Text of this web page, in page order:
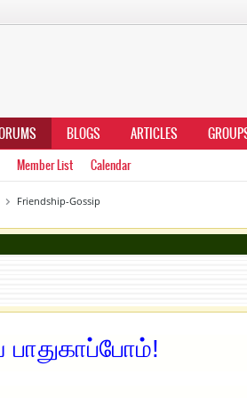
BLOGS ARTICLES
Member List Calendar
Friendship-Gossip
பாதுகாப்போம்!